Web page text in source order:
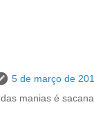
5 de março de
manias é